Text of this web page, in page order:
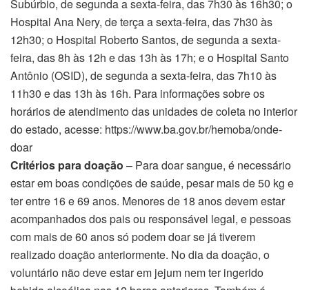
Subúrbio, de segunda a sexta-feira, das 7h30 às 16h30; o
Hospital Ana Nery, de terça a sexta-feira, das 7h30 às
12h30; o Hospital Roberto Santos, de segunda a sexta-
feira, das 8h às 12h e das 13h às 17h; e o Hospital Santo
Antônio (OSID), de segunda a sexta-feira, das 7h10 às
11h30 e das 13h às 16h. Para informações sobre os
horários de atendimento das unidades de coleta no interior
do estado, acesse: https://www.ba.gov.br/hemoba/onde-
doar
Critérios para doação – Para doar sangue, é necessário
estar em boas condições de saúde, pesar mais de 50 kg e
ter entre 16 e 69 anos. Menores de 18 anos devem estar
acompanhados dos pais ou responsável legal, e pessoas
com mais de 60 anos só podem doar se já tiverem
realizado doação anteriormente. No dia da doação, o
voluntário não deve estar em jejum nem ter ingerido